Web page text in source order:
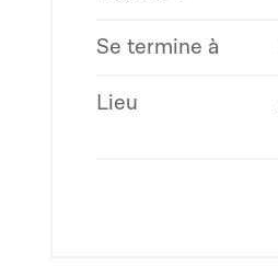
Se termine à
Lieu